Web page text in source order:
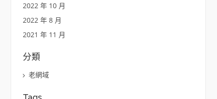
2022 年 10 月
2022 年 8 月
2021 年 11 月
分類
老網域